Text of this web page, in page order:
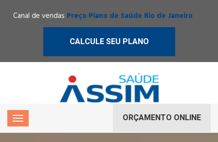
Canal de vendas Preço Plano de Saúde Rio de Janeiro
CALCULE SEU PLANO
ORÇAMENTO ONLINE